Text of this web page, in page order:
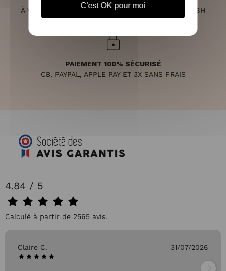
À VOTRE ÉCOUTE DU LUNDI AU SAMEDI DE 10H À 18H
PAIEMENT 100% SÉCURISÉ
CB, PAYPAL, APPLE PAY ET 3X SANS FRAIS
4.84 / 5
Calculé à partir de 2565 avis.
Claire C. 31/07/2026
C'est OK pour moi